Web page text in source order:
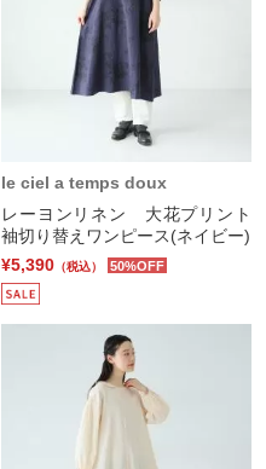
le ciel a temps doux
レーヨンリネン 大花プリント
袖切り替えワンピース(ネイビー)
¥5,390 （税込） 50%OFF